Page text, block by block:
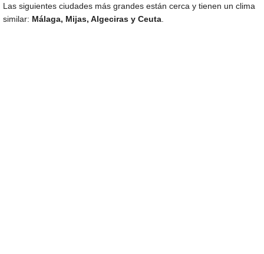
Las siguientes ciudades más grandes están cerca y tienen un clima
similar: Málaga, Mijas, Algeciras y Ceuta.